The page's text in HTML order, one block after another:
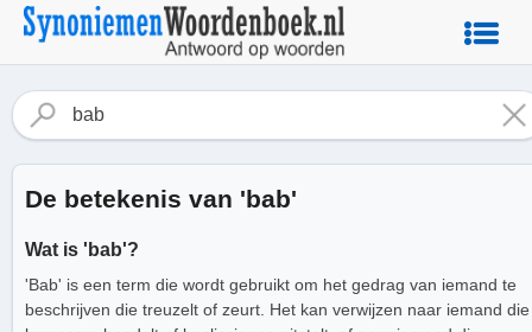
De betekenis van 'bab'
Wat is 'bab'?
'Bab' is een term die wordt gebruikt om het gedrag van iemand te
beschrijven die treuzelt of zeurt. Het kan verwijzen naar iemand die